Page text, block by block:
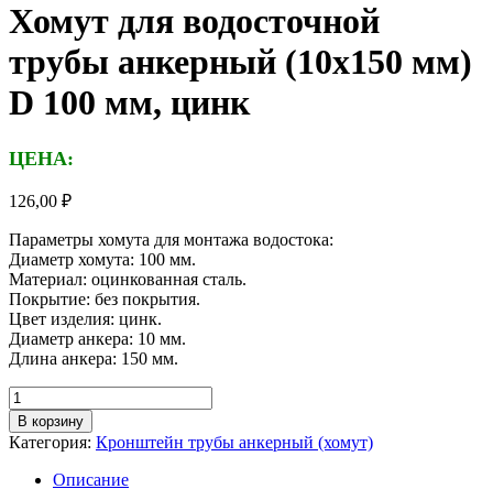
Хомут для водосточной
трубы анкерный (10х150 мм)
D 100 мм, цинк
ЦЕНА:
126,00 ₽
Параметры хомута для монтажа водостока:
Диаметр хомута: 100 мм.
Материал: оцинкованная сталь.
Покрытие: без покрытия.
Цвет изделия: цинк.
Диаметр анкера: 10 мм.
Длина анкера: 150 мм.
Количество
товара
Хомут
для
водосточной
В корзину
Категория: Кронштейн трубы анкерный (хомут)
Описание